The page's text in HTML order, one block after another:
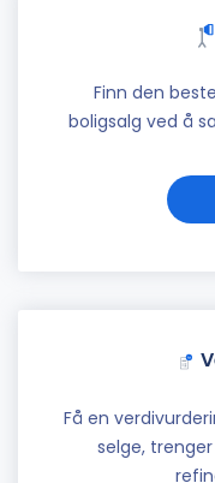
Finn den
boligsalg ved å
Få en
selge,